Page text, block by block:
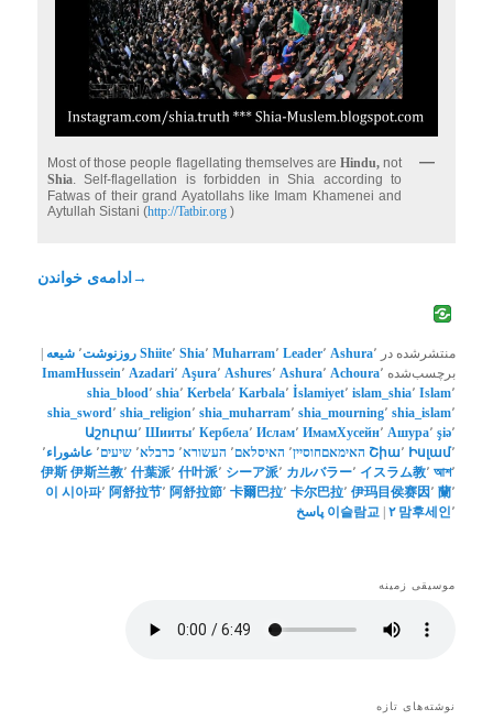
Most of those people flagellating themselves are Hindu,not
Shia . Self-flagellation is forbidden in Shia according to
Fatwas of their grand Ayatollahs like Imam Khamenei and
Aytullah Sistani (http://Tatbir.org)
ادامه‌ی خواندن →
منتشرشده در Ashura٬ Leader٬ Muharram٬ Shia٬ Shiite٬ روزنوشت٬ شیعه |
برچسب‌شده Achoura٬ Ashura٬ Ashures٬ Aşura٬ Azadari٬ ImamHussein٬
Islam٬ islam_shia٬ İslamiyet٬ Karbala٬ Kerbela٬ shia٬ shia_blood٬
shia_islam٬ shia_mourning٬ shia_muharram٬ shia_religion٬ shia_sword٬
şiə٬ Ашурa٬ ИмамХусейн٬ Ислам٬ Кербела٬ Шииты٬ Աշուրա٬
Իսլամ٬ Շիա٬ האימאםחוסיין٬ האיסלאם٬ העשורא٬ כרבלא٬ שיעים٬ عاشوراء٬
আশ٬ イスラム教٬ カルバラー٬ シーア派٬ 什叶派٬ 什葉派٬ 伊斯兰教٬
伊斯
蘭٬ 伊玛目侯赛因٬ 卡尔巴拉٬ 卡爾巴拉٬ 阿舒拉節٬ 阿舒拉节٬ 시아파٬
이
맘후세인٬ 이슬람교 | ۲ پاسخ
موسیقی زمینه
نوشته‌های تازه